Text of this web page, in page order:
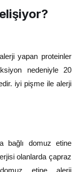
yapan proteinler
nedeniyle 20
iyi pişme ile alerji
bağlı domuz etine
olanlarda çapraz